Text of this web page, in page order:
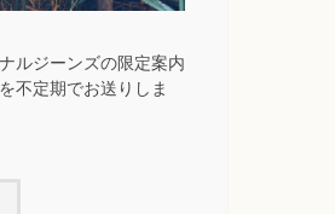
ルジーンズの限定案内
不定期でお送りしま